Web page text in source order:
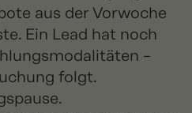
aus der Vorwoche
Ein Lead hat noch
–
folgt.